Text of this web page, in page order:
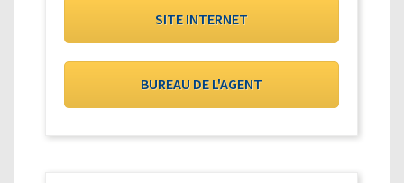
SITE INTERNET
BUREAU DE L'AGENT